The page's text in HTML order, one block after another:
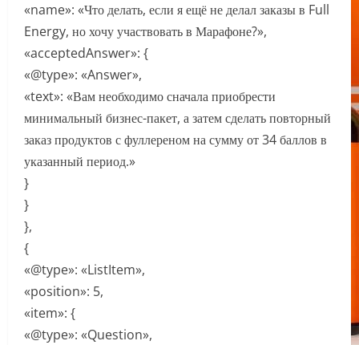
«name»: «Что делать, если я ещё не делал заказы в Full
Energy, но хочу участвовать в Марафоне?»,
«acceptedAnswer»: {
«@type»: «Answer»,
«text»: «Вам необходимо сначала приобрести
минимальный бизнес-пакет, а затем сделать повторный
заказ продуктов с фуллереном на сумму от 34 баллов в
указанный период.»
}
}
},
{
«@type»: «ListItem»,
«position»: 5,
«item»: {
«@type»: «Question»,